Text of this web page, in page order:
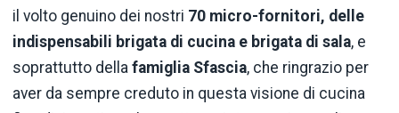
il volto genuino dei nostri 70 micro-fornitori, delle
indispensabili brigata di cucina e brigata di sala, e
soprattutto della famiglia Sfascia, che ringrazio per
aver da sempre creduto in questa visione di cucina